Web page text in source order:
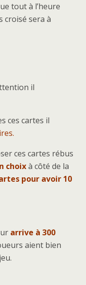
tout à l’heure
croisé sera à
il
ces cartes il
ces cartes rébus
choixà côté de la
pour avoir 10
arrive à 300
aient bien